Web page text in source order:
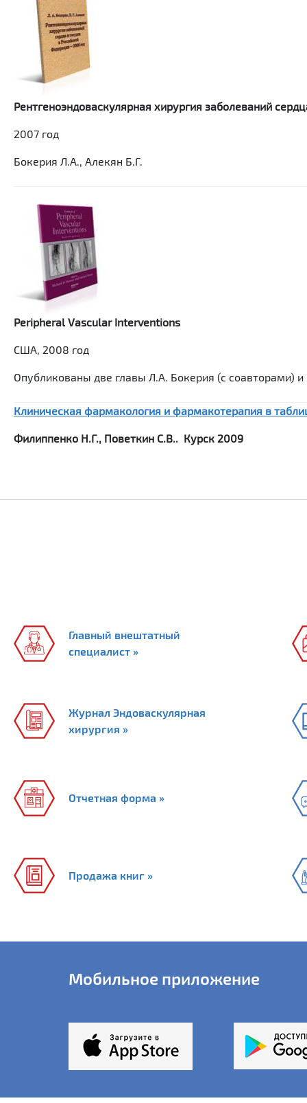
Рентгеноэндоваскулярная хирургия заболеваний
2007 год
Бокерия Л.А., Алекян Б.Г.
Peripheral Vascular Interventions
США, 2008 год
Опубликованы две главы Л.А. Бокерия (с соавторами)
Клиническая фармакология и фармакотерапия в
Филиппенко Н.Г., Поветкин С.В.. Курск 2009
Главный внештатный
специалист »
Журнал Эндоваскулярная
хирургия »
Отчетная форма »
Продажа книг »
Мобильное приложение